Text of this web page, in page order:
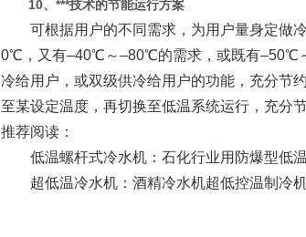
10、***技术的节能运行方案
可根据用户的不同需求，为用户量身定做冷
0℃，又有–40℃～–80℃的需求，或既有–50℃
冷给用户，或双级供冷给用户的功能，充分节
至某设定温度，再切换至低温系统运行，充分
推荐阅读：
低温螺杆式冷水机：石化行业用防爆型低
超低温冷水机：酒精冷水机超低控温制冷